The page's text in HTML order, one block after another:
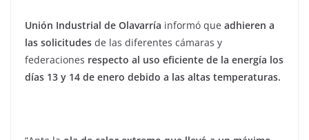
Unión Industrial de Olavarría informó que adhieren a
las solicitudes de las diferentes cámaras y
federaciones respecto al uso eficiente de la energía los
días 13 y 14 de enero debido a las altas temperaturas.